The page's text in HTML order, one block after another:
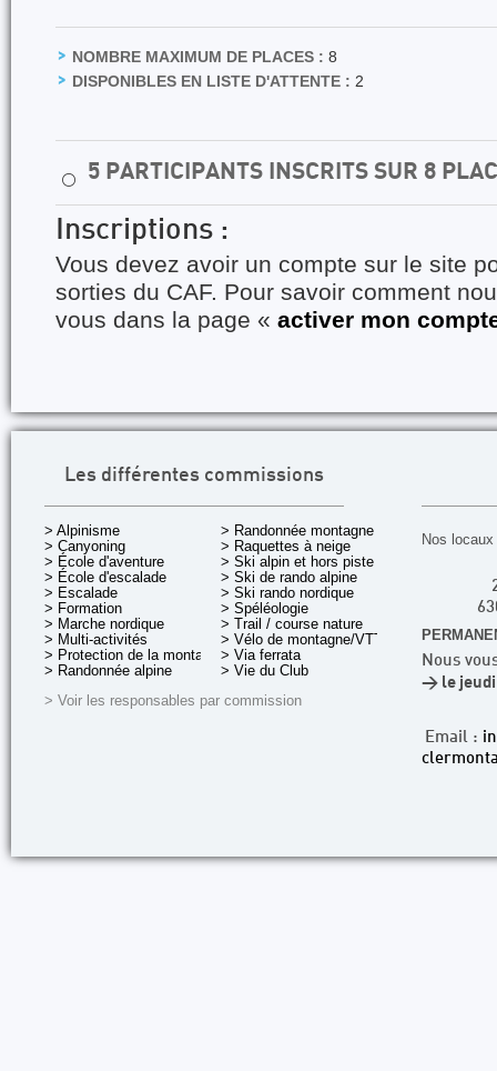
NOMBRE MAXIMUM DE PLACES : 8
DISPONIBLES EN LISTE D'ATTENTE : 2
⚪ 5 PARTICIPANTS INSCRITS SUR 8
Inscriptions :
Vous devez avoir un compte sur le site
sorties du CAF. Pour savoir comment
vous dans la page « activer mon
Les différentes commissions
> Alpinisme
> Canyoning
> École d'aventure
> École d'escalade
> Escalade
> Formation
> Marche nordique
> Multi-activités
> Protection de la montagne
> Randonnée alpine
> Randonnée montagne
> Raquettes à neige
> Ski alpin et hors piste
> Ski de rando alpine
> Ski rando nordique
> Spéléologie
> Trail / course nature
> Vélo de montagne/VTT
> Via ferrata
> Vie du Club
> Voir les responsables par commission
Nos
Nous
> le jeudi
Email :